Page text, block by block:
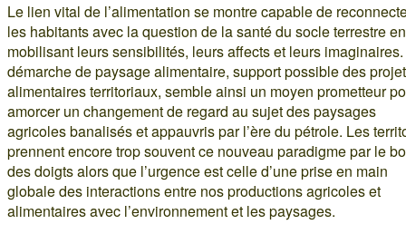
Le lien vital de l’alimentation se montre capable de
les habitants avec la question de la santé du socle terrestre en
mobilisant leurs sensibilités, leurs affects et leurs
démarche de paysage alimentaire, support possible des
alimentaires territoriaux, semble ainsi un moyen prometteur
amorcer un changement de regard au sujet des paysages
agricoles banalisés et appauvris par l’ère du pétrole. Les
prennent encore trop souvent ce nouveau paradigme par le
des doigts alors que l’urgence est celle d’une prise en main
globale des interactions entre nos productions agricoles et
alimentaires avec l’environnement et les paysages.